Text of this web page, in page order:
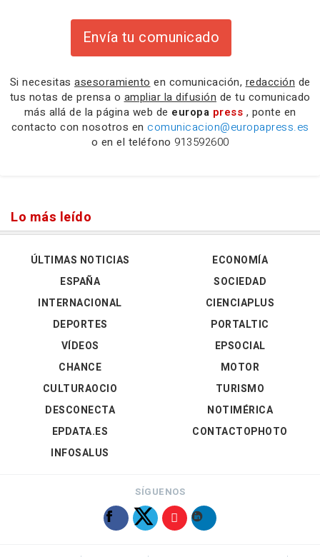
Envía tu comunicado
Si necesitas asesoramiento en comunicación, redacción de
tus notas de prensa o ampliar la difusión de tu comunicado
más allá de la página web de europa press , ponte en
contacto con nosotros en comunicacion@europapress.es
o en el teléfono 913592600
Lo más leído
ÚLTIMAS NOTICIAS
ESPAÑA
INTERNACIONAL
DEPORTES
VÍDEOS
ECONOMÍA
SOCIEDAD
CIENCIAPLUS
PORTALTIC
EPSOCIAL
CHANCE
CULTURAOCIO
DESCONECTA
EPDATA.ES
INFOSALUS
MOTOR
TURISMO
NOTIMÉRICA
CONTACTOPHOTO
SÍGUENOS